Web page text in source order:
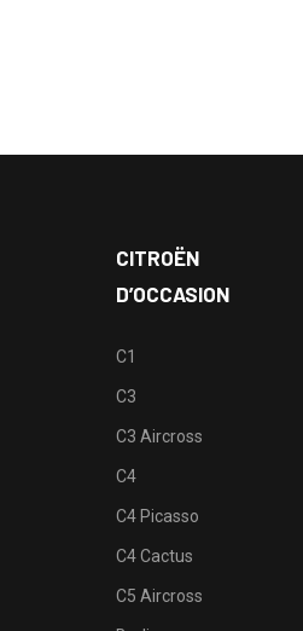
CITROËN
D’OCCASION
C1
C3
C3 Aircross
C4
C4 Picasso
C4 Cactus
C5 Aircross